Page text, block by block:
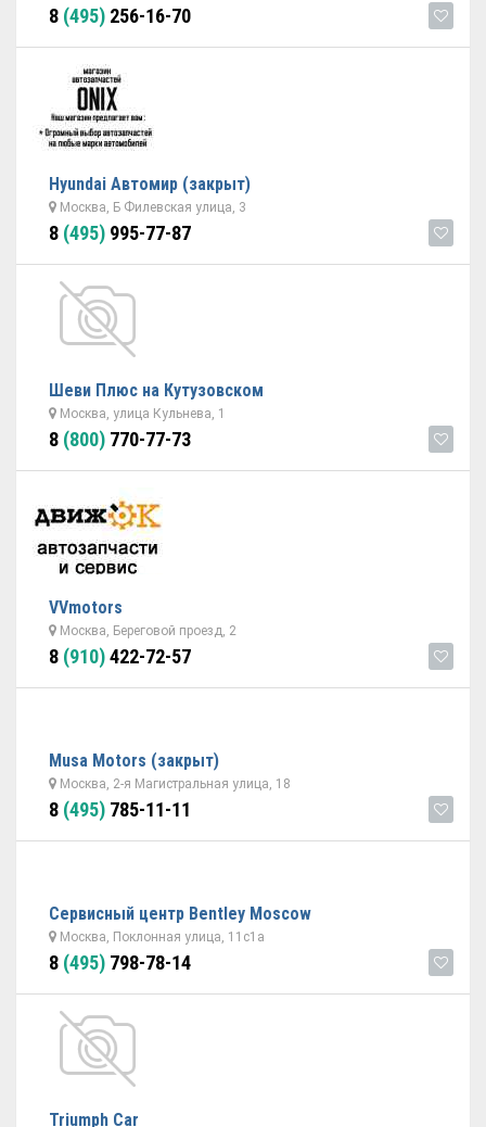
8 (495) 256-16-70
Hyundai Автомир (закрыт)
Москва, Б Филевская улица, 3
8 (495) 995-77-87
Шеви Плюс на Кутузовском
Москва, улица Кульнева, 1
8 (800) 770-77-73
VVmotors
Москва, Береговой проезд, 2
8 (910)422-72-57
Musa Motors (закрыт)
Москва, 2-я Магистральная улица, 18
8 (495) 785-11-11
Сервисный центр Bentley Moscow
Москва, Поклонная улица, 11с1а
8 (495) 798-78-14
Triumph Car